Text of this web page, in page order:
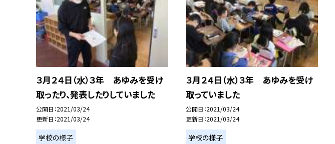
３月２４日（水）３年 あゆみを受け
取ったり、発表したりしていました
公開日 2021/03/24
更新日 2021/03/24
学校の様子
３月２４日（水）３年 あゆみを受け
取っていました
公開日 2021/03/24
更新日 2021/03/24
学校の様子